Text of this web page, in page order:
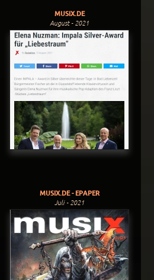
MUSIX.DE
August - 2021
MUSIX.DE - EPAPER
Juli - 2021